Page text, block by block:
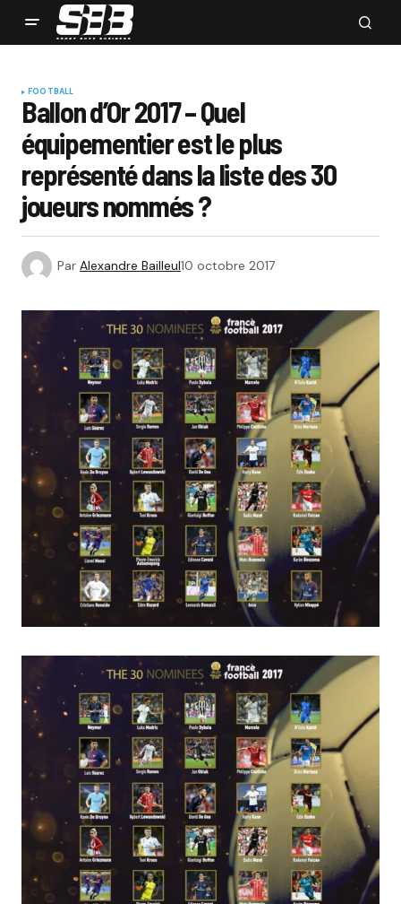
FOOTBALL
Ballon d’Or 2017 – Quel
équipementier est le plus
représenté dans la liste des 30
joueurs nommés ?
Par Alexandre Bailleul10 octobre 2017